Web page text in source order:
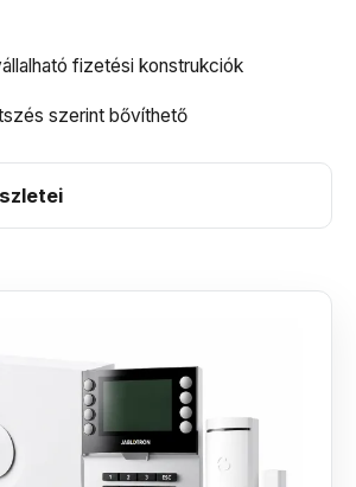
fizetési konstrukciók
szerint bővíthető